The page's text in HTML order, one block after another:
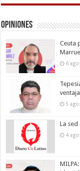
Opiniones
Ceuta
6
5
La sed
4